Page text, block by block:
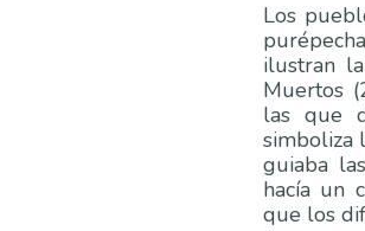
Los
ilustran
Muertos
las que
simboliza
guiaba
hacía un
que los